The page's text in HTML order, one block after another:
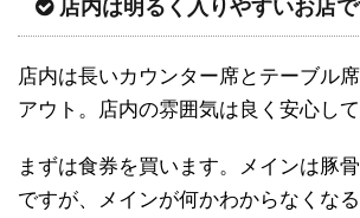
店内は明るく入りやすいお店
店内は長いカウンター席とテーブル
アウト。店内の雰囲気は良く安心して
まずは食券を買います。メインは豚
ですが、メインが何かわからなくな